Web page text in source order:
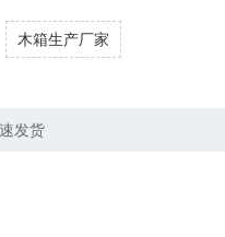
木箱生产厂家
发货